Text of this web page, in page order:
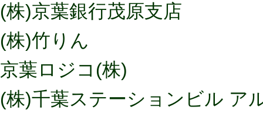
(株)京葉銀行茂原支店
(株)竹りん
京葉ロジコ(株)
(株)千葉ステーションビル ア